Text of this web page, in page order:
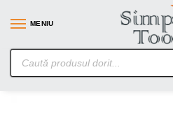
MENIU
SimpleTools.ro – Gasesti
Prima pagină
Scule de mana